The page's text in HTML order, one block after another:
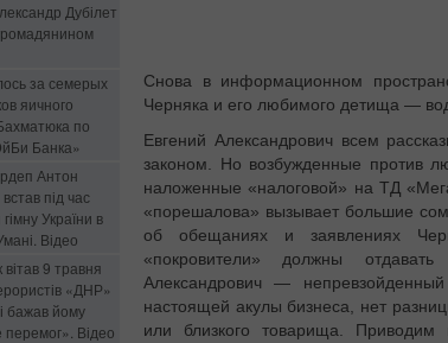
Дубілет
за семерых
яичного
по
Банка»
Антон
під час
України в
Відео
9 травня
«ДНР»
бажав йому
перемог». Відео
Снова в информационном
Черняка и его любимого детища —
Евгений Александрович всем
законом. Но возбужденные против
наложенные «налоговой» на ТД
«порешалова» вызывает большие
об обещаниях и заявлениях
«покровители» должны
Александрович —
настоящей акулы бизнеса, нет
или близкого товарища.